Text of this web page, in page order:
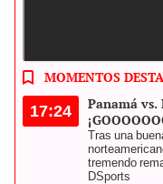
MOMENTOS
17:24
Panamá vs.
Tras una
tremendo
DSports